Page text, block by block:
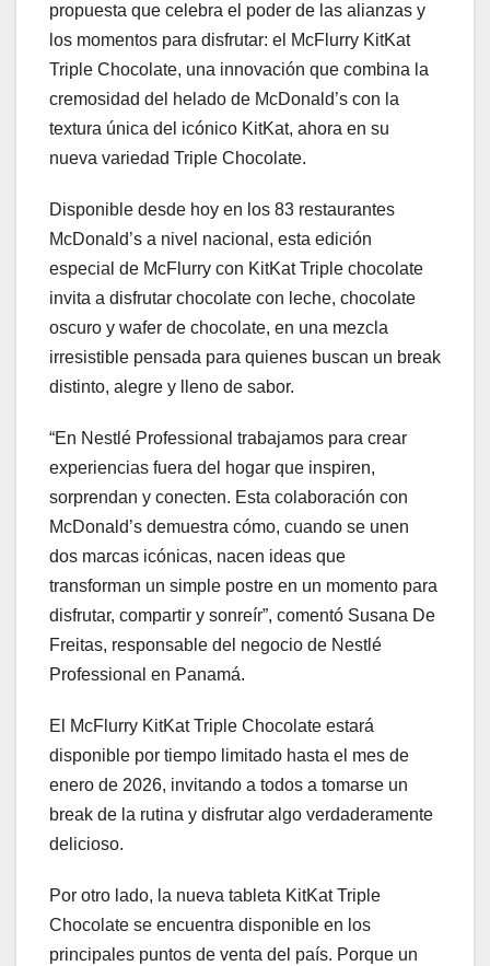
propuesta que celebra el poder de las alianzas y
los momentos para disfrutar: el McFlurry KitKat
Triple Chocolate, una innovación que combina la
cremosidad del helado de McDonald’s con la
textura única del icónico KitKat, ahora en su
nueva variedad Triple Chocolate.
Disponible desde hoy en los 83 restaurantes
McDonald’s a nivel nacional, esta edición
especial de McFlurry con KitKat Triple chocolate
invita a disfrutar chocolate con leche, chocolate
oscuro y wafer de chocolate, en una mezcla
irresistible pensada para quienes buscan un break
distinto, alegre y lleno de sabor.
“En Nestlé Professional trabajamos para crear
experiencias fuera del hogar que inspiren,
sorprendan y conecten. Esta colaboración con
McDonald’s demuestra cómo, cuando se unen
dos marcas icónicas, nacen ideas que
transforman un simple postre en un momento para
disfrutar, compartir y sonreír”, comentó Susana De
Freitas, responsable del negocio de Nestlé
Professional en Panamá.
El McFlurry KitKat Triple Chocolate estará
disponible por tiempo limitado hasta el mes de
enero de 2026, invitando a todos a tomarse un
break de la rutina y disfrutar algo verdaderamente
delicioso.
Por otro lado, la nueva tableta KitKat Triple
Chocolate se encuentra disponible en los
principales puntos de venta del país. Porque un